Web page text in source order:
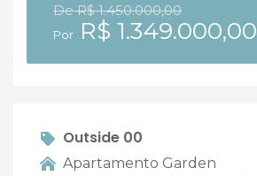
De R$ 1.450.000,00
Por R$ 1.349.000,00
Outside 00
Apartamento Garden